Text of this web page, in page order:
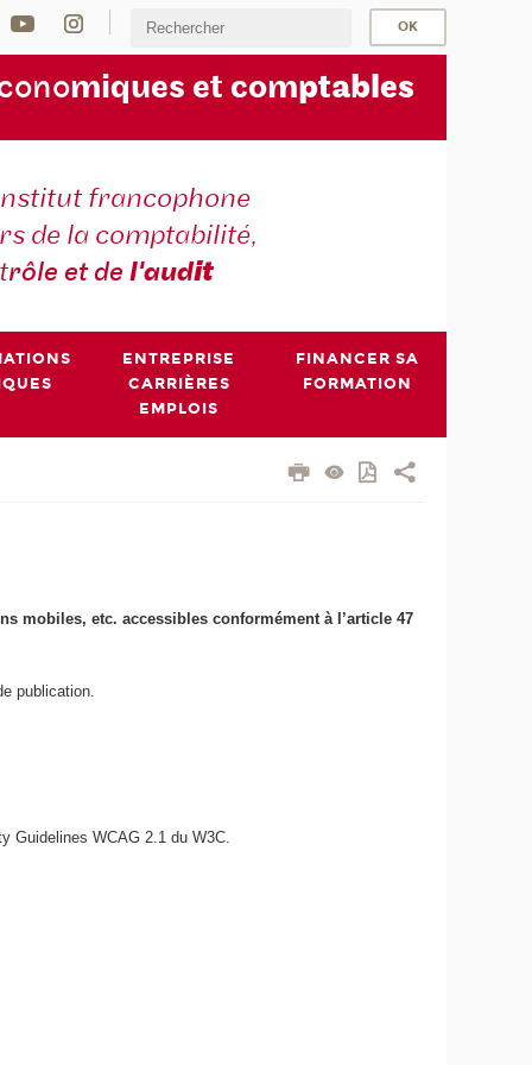
miques et comptables
francophone
de la comptabilité,
rôle et del'audit
ENTREPRISE
CARRIÈRES
EMPLOIS
FINANCER SA
FORMATION
mobiles, etc. accessibles conformément à l’article 47
publication.
Guidelines WCAG 2.1 du W3C.